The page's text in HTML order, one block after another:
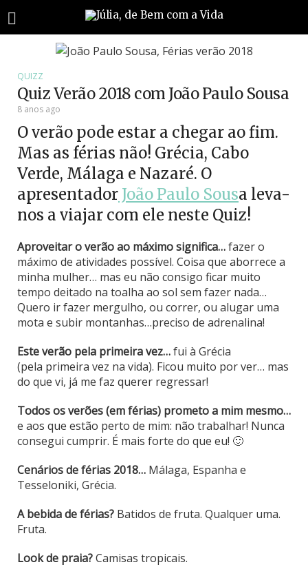
QUIZZ
Quiz Verão 2018 com João Paulo Sousa
8 anos ago
O verão pode estar a chegar ao fim.
Mas as férias não! Grécia, Cabo
Verde, Málaga e Nazaré. O
apresentador João Paulo Sousa leva-
nos a viajar com ele neste Quiz!
Aproveitar o verão ao máximo significa…fazer o
máximo de atividades possível. Coisa que aborrece a
minha mulher… mas eu não consigo ficar muito
tempo deitado na toalha ao sol sem fazer nada…
Quero ir fazer mergulho, ou correr, ou alugar uma
mota e subir montanhas…preciso de adrenalina!
Este verão pela primeira vez…fui à Grécia
(pela primeira vez na vida). Ficou muito por ver… mas
do que vi, já me faz querer regressar!
Todos os verões (em férias) prometo a mim mesmo…
e aos que estão perto de mim: não trabalhar! Nunca
consegui cumprir. É mais forte do que eu! 🙂
Cenários de férias 2018… Málaga, Espanha e
Tesseloniki, Grécia.
A bebida de férias? Batidos de fruta. Qualquer uma.
Fruta.
Look de praia?Camisas tropicais.